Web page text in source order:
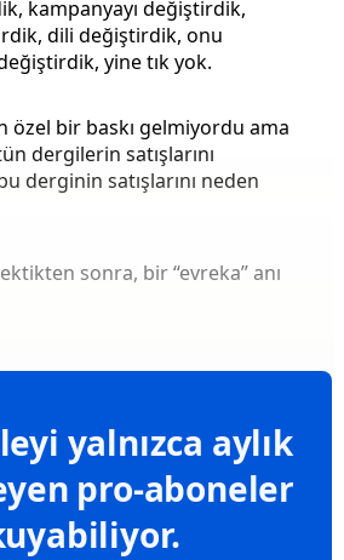
kampanyayı değiştirdik,
dili değiştirdik, onu
yine tık yok.
özel bir baskı gelmiyordu ama
dergilerin satışlarını
derginin satışlarını neden
sonra, bir “evreka” anı
yalnızca aylık
pro-aboneler